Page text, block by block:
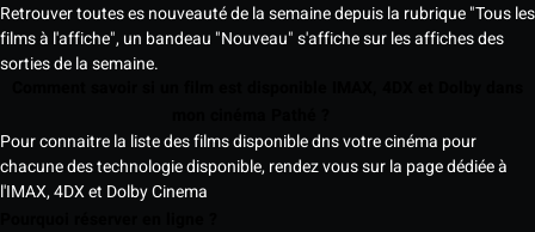
Retrouver toutes es nouveauté de la semaine depuis la rubrique "Tous les
films à l'affiche", un bandeau "Nouveau" s'affiche sur les affiches des
sorties de la semaine.
Pour connaitre la liste des films disponible dns votre cinéma pour
chacune des technologie disponible, rendez vous sur la page dédiée à
l'IMAX, 4DX et Dolby Cinema